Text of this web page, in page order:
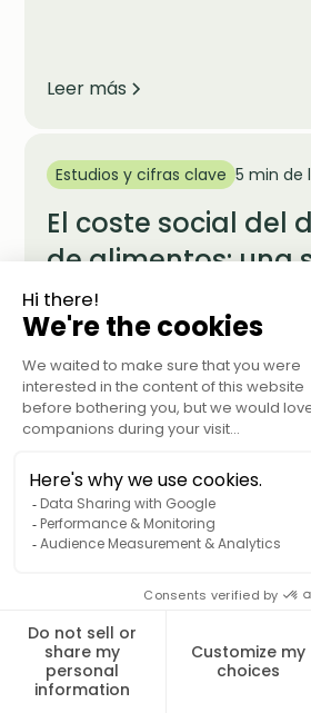
Leer más
Estudios y cifras clave 5 min de
El coste social del
de alimentos: una
insoportable
Estudios y cifras clave 5 min de
El impacto del
alimentos en el
ambiente: un
peligro